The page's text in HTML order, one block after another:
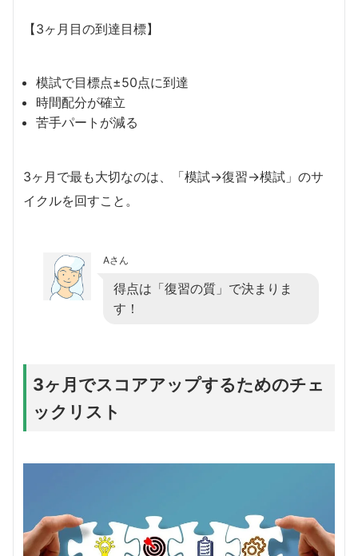
【3ヶ月目の到達目標】
模試で目標点±50点に到達
時間配分が確立
苦手パートが減る
3ヶ月で最も大切なのは、「模試→復習→模試」のサ
イクルを回すこと。
Aさん
得点は「復習の質」で決まりま
す！
3ヶ月でスコアアップするためのチェ
ックリスト